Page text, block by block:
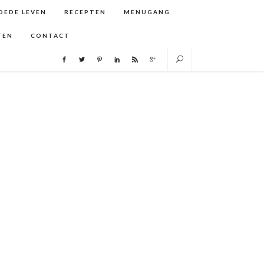
LEVEN RECEPTEN MENUGANG
CONTACT